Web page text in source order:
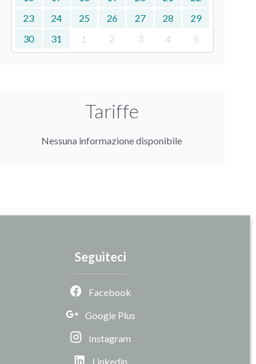
23
24 25 26 27 28
29
30
31 1 2 3 4 5
Tariffe
Nessuna informazione disponibile
Seguiteci
Facebook
Google Plus
Instagram
Linkedin